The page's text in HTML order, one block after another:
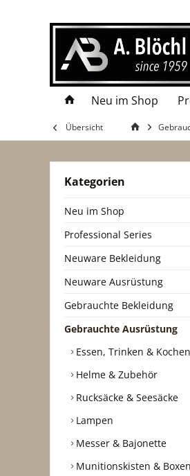
Neu im Shop
Übersicht
Kategorien
Neu im Shop
Professional Series
Neuware Bekleidung
Neuware Ausrüstung
Gebrauchte Bekleidung
Gebrauchte Ausrüstung
Essen, Trinken & Kochen
Helme & Zubehör
Rucksäcke & Seesäcke
Lampen
Messer & Bajonette
Munitionskisten & Boxen